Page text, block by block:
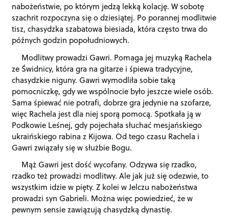
nabożeństwie, po którym jedzą lekką kolację. W sobotę
szachrit rozpoczyna się o dziesiątej. Po porannej modlitwie
tisz, chasydzka szabatowa biesiada, która często trwa do
późnych godzin popołudniowych.
Modlitwy prowadzi Gawri. Pomaga jej muzyką Rachela
ze Świdnicy, która gra na gitarze i śpiewa tradycyjne,
chasydzkie niguny. Gawri wymodliła sobie taką
pomocniczkę, gdy we wspólnocie było jeszcze wiele osób.
Sama śpiewać nie potrafi, dobrze gra jedynie na szofarze,
więc Rachela jest dla niej sporą pomocą. Spotkała ją w
Podkowie Leśnej, gdy pojechała słuchać mesjańskiego
ukraińskiego rabina z Kijowa. Od tego czasu Rachela i
Gawri związały się w służbie Bogu.
Mąż Gawri jest dość wycofany. Odzywa się rzadko,
rzadko też prowadzi modlitwy. Ale jak już się odezwie, to
wszystkim idzie w pięty. Z kolei w Jelczu nabożeństwa
prowadzi syn Gabrieli. Można więc powiedzieć, że w
pewnym sensie zawiązują chasydzką dynastię.